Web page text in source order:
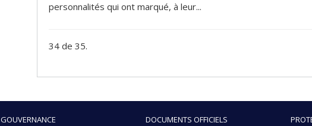
personnalités qui ont marqué, à leur...
34 de 35.
GOUVERNANCE DOCUMENTS OFFICIELS